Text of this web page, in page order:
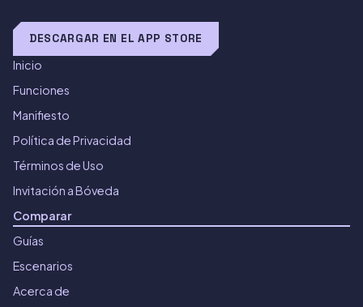
DESCARGAR EN EL APP STORE
Inicio
Funciones
Manifiesto
Política de Privacidad
Términos de Uso
Invitación a Bóveda
Comparar
Guías
Escenarios
Acerca de